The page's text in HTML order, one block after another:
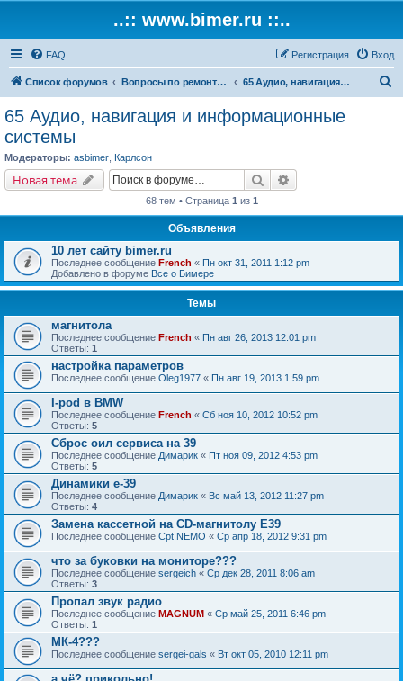
..:: www.bimer.ru ::..
FAQ Вход
Регистрация
Список форумов Вопросы по ремонту и обслуживанию BMW 65 Аудио, навигация и информационные системы
65 Аудио, навигация и информационные
системы
Модераторы: asbimer Карлсон
Новая тема Поиск
68 тем • Страница 1 из 1
Объявления
10 лет сайту bimer.ru
Последнее сообщение French « Пн окт 31, 2011 1:12 pm
Добавлено в форуме Все о Бимере
Темы
магнитола
Последнее сообщение French « Пн авг 26, 2013 12:01 pm
Ответы: 1
настройка параметров
Последнее сообщение Oleg1977 « Пн авг 19, 2013 1:59 pm
I-pod в BMW
Последнее сообщение French « Сб ноя 10, 2012 10:52 pm
Ответы: 5
Сброс оил сервиса на 39
Последнее сообщение Димарик « Пт ноя 09, 2012 4:53 pm
Ответы: 5
Динамики е-39
Последнее сообщение Димарик « Вс май 13, 2012 11:27 pm
Ответы: 4
Замена кассетной на СD-магнитолу Е39
Последнее сообщение Cpt.NEMO « Ср апр 18, 2012 9:31 pm
что за буковки на мониторе???
Последнее сообщение sergeich « Ср дек 28, 2011 8:06 am
Ответы: 3
Пропал звук радио
Последнее сообщение MAGNUM « Ср май 25, 2011 6:46 pm
Ответы: 1
МК-4???
Последнее сообщение sergei-gals « Вт окт 05, 2010 12:11 pm
а чё? прикольно!